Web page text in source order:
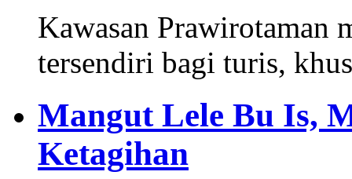
Kawasan Prawirotaman
tersendiri bagi turis,
Mangut Lele Bu Is,
Ketagihan